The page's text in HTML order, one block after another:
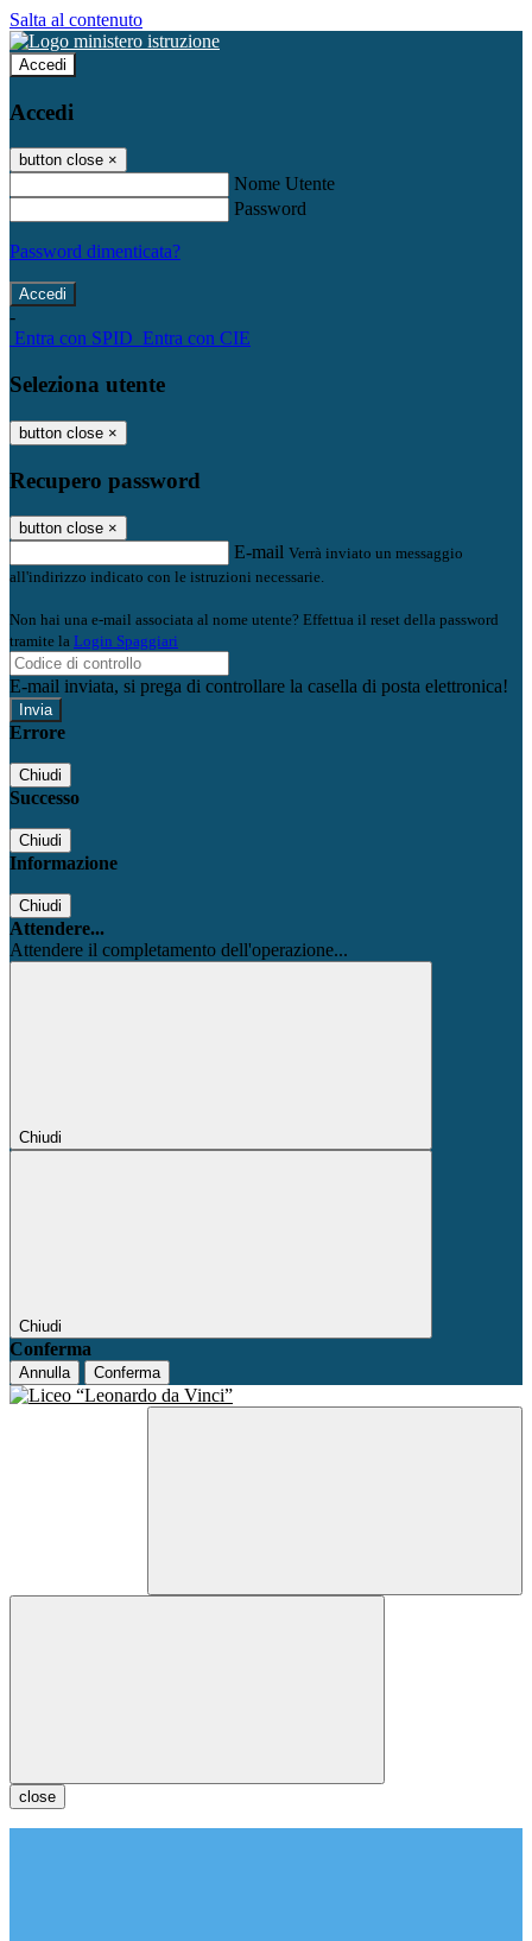
Salta al contenuto
Accedi
Accedi
button close ×
Nome Utente
Password
Password dimenticata?
-
Entra con SPID Entra con CIE
Seleziona utente
button close ×
Recupero password
button close ×
E-mail Verrà inviato un messaggio
all'indirizzo indicato con le istruzioni necessarie.
Non hai una e-mail associata al nome utente? Effettua il reset della password
tramite la Login Spaggiari
E-mail inviata, si prega di controllare la casella di posta elettronica!
Errore
Chiudi
Successo
Chiudi
Informazione
Chiudi
Attendere...
Attendere il completamento dell'operazione...
Chiudi
Chiudi
Conferma
Annulla Conferma
close